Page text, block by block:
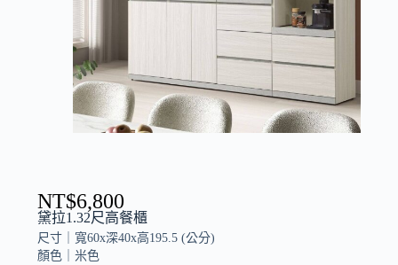
黛拉1.32尺高餐櫃
NT$6,800
尺寸｜ 寬60x深40x高195.5 (公分)
顏色｜ 米色